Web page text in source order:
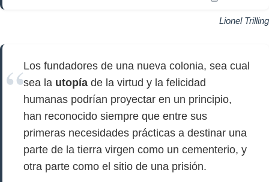
Lionel Trilling
Los fundadores de una nueva colonia, sea cual
sea la utopía de la virtud y la felicidad
humanas podrían proyectar en un principio,
han reconocido siempre que entre sus
primeras necesidades prácticas a destinar una
parte de la tierra virgen como un cementerio, y
otra parte como el sitio de una prisión.